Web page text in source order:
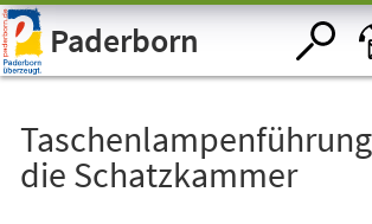
Visuelle
Assistenzsoftware
öffnen.Paderborn
die Schatzkammer